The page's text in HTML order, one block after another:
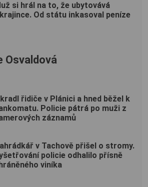
si hrál na to, že ubytovává
Od státu inkasoval peníze
Osvaldová
řidiče v Plánici a hned běžel k
Policie pátrá po muži z
záznamů
v Tachově přišel o stromy.
policie odhalilo přísně
viníka